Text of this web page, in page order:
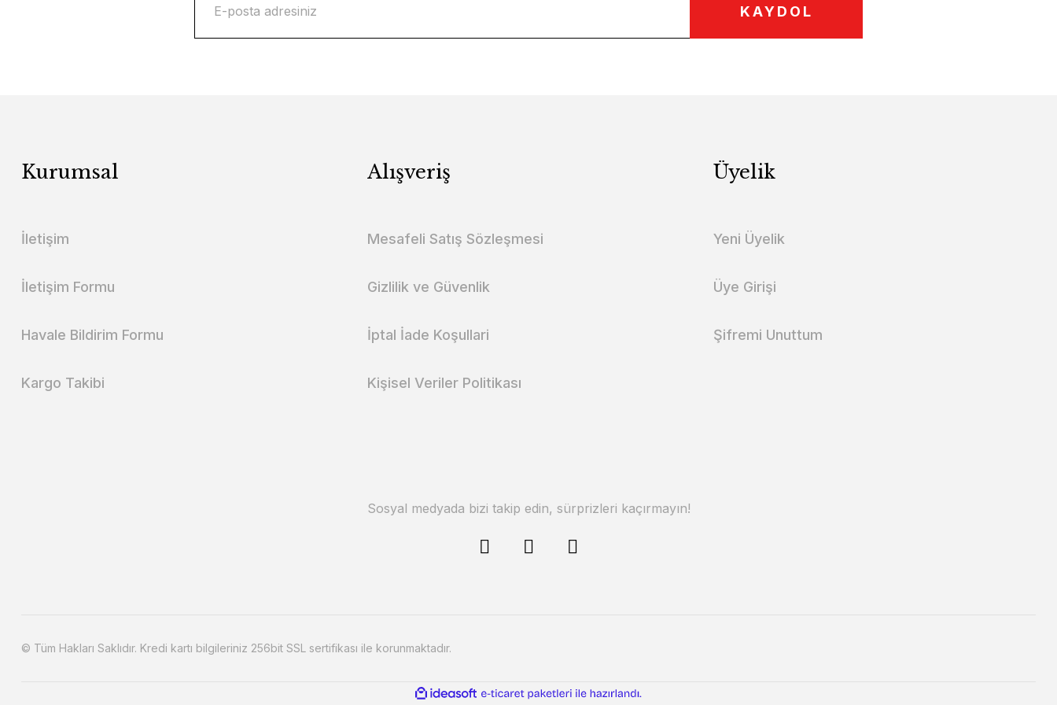
KAYDOL
Kurumsal
İletişim
İletişim Formu
Havale Bildirim Formu
Kargo Takibi
Alışveriş
Mesafeli Satış Sözleşmesi
Gizlilik ve Güvenlik
İptal İade Koşullari
Kişisel Veriler Politikası
Üyelik
Yeni Üyelik
Üye Girişi
Şifremi Unuttum
Sosyal medyada bizi takip edin, sürprizleri kaçırmayın!
© Tüm Hakları Saklıdır. Kredi kartı bilgileriniz 256bit SSL sertifikası ile korunmaktadır.
ideasoft
e-